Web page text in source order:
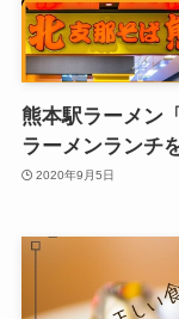
熊本駅ラーメン
ラーメンランチ
2020年9月5日